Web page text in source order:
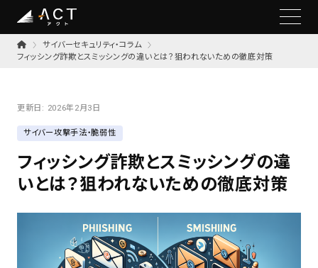
サイバーセキュリティ・コラム
フィッシング詐欺とスミッシングの違いとは？狙われないための徹底対策
更新日: 2026年2月3日
サイバー攻撃手法・脆弱性
フィッシング詐欺とスミッシングの違
いとは？狙われないための徹底対策